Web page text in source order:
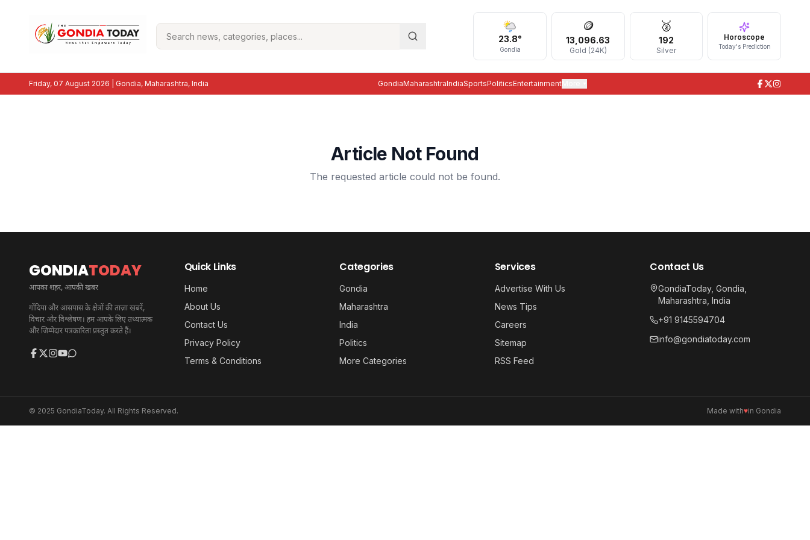
23.8°
Gondia
🪙
13,096.63
Gold (24K)
🥈
192
Silver
Horoscope
Today's Prediction
Friday, 07 August 2026 | Gondia, Maharashtra, India GondiaMaharashtraIndiaSportsPoliticsEntertainmentMore ▾
Article Not Found
The requested article could not be found.
GONDIATODAY
आपका शहर, आपकी खबर
गोंदिया और आसपास के क्षेत्रों की ताज़ा खबरें,
विचार और विश्लेषण। हम आपके लिए तथ्यात्मक
और जिम्मेदार पत्रकारिता प्रस्तुत करते हैं।
Quick Links
Home
About Us
Contact Us
Privacy Policy
Terms & Conditions
Categories
Gondia
Maharashtra
India
Politics
More Categories
Services
Advertise With Us
News Tips
Careers
Sitemap
RSS Feed
Contact Us
GondiaToday, Gondia,
Maharashtra, India
+91 9145594704
info@gondiatoday.com
© 2025 GondiaToday. All Rights Reserved. Made with♥in Gondia